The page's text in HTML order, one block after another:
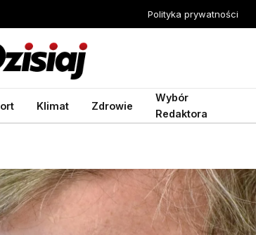
Polityka prywatności
Klimat Zdrowie
Wybór
Redaktora